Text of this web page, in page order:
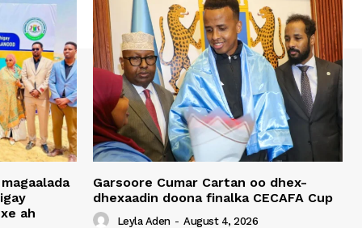
ah
Garsoore Cumar Cartan oo dhex-
dhexaadin doona finalka CECAFA Cup
Leyla Aden - August 4, 2026